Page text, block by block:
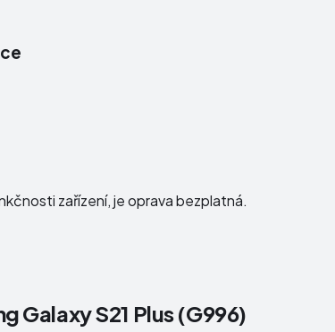
zařízení, je oprava bezplatná.
Galaxy S21 Plus (G996)